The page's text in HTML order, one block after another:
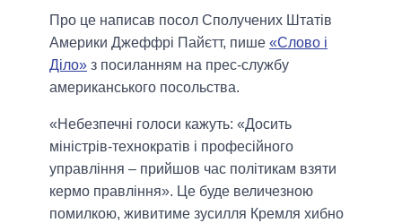
Про це написав посол Сполучених Штатів
Америки Джеффрі Пайєтт, пише «Слово і
Діло» з посиланням на прес-службу
американського посольства.
«Небезпечні голоси кажуть: «Досить
міністрів-технократів і професійного
управління – прийшов час політикам взяти
кермо правління». Це буде величезною
помилкою, живитиме зусилля Кремля хибно